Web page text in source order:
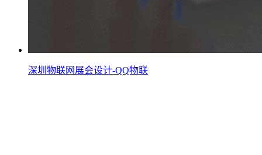
深圳物联网展会设计-QQ物联